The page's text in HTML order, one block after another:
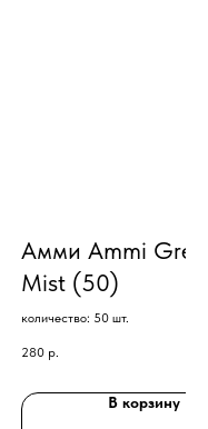
Амми Ammi
Mist (50)
количество: 50 шт.
280 р.
В корзину